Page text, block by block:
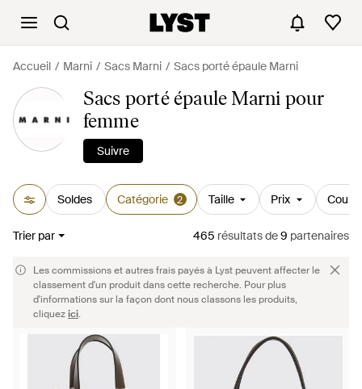
Accueil Marni Sacs Marni Sacs porté épaule Marni
Sacs porté épaule Marni pour
femme
Suivre
Soldes Catégorie 2 Taille Prix
Trier par 465 résultatsde9 partenaires
Les commissions et autres frais payés à Lyst peuvent affecter le
classement d'un produit dans cette recherche. Pour plus
d'informations sur la façon dont nous classons les produits,
cliquezici.